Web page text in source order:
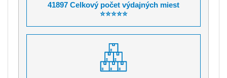
41897 Celkový počet výdajných miest
⭐⭐⭐⭐⭐